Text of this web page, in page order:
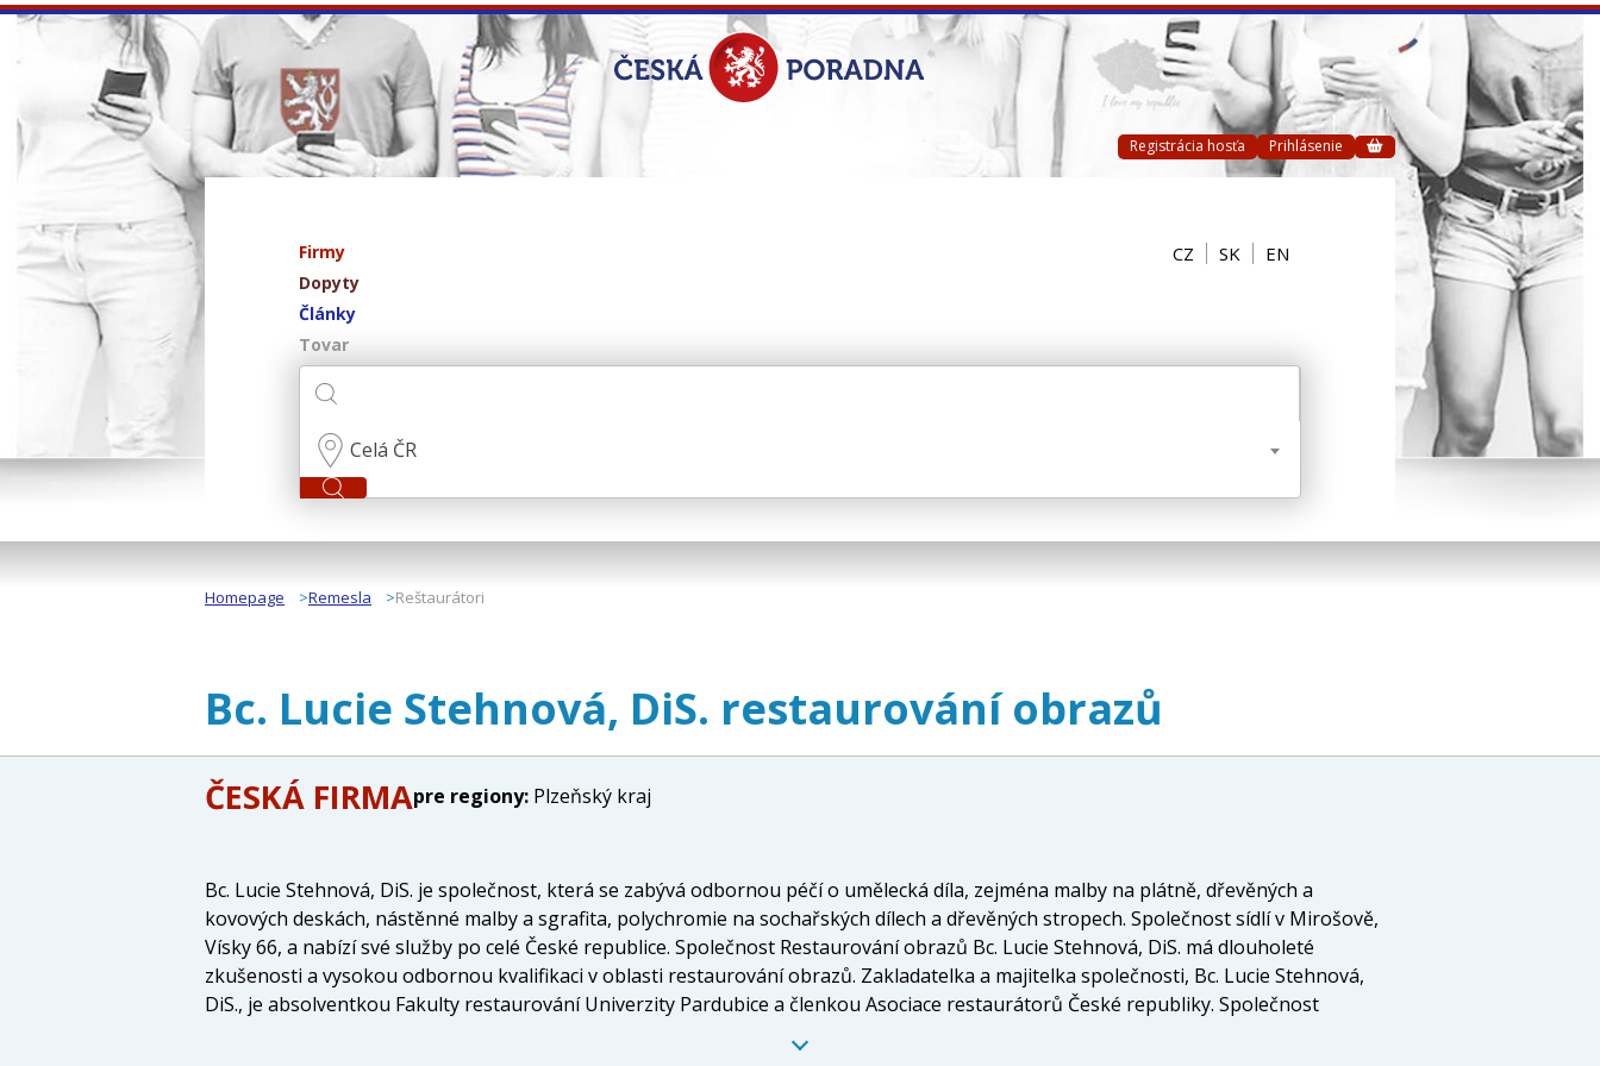
Registrácia hosťa Prihlásenie
Firmy
Dopyty
Články
Tovar
CZ SK EN
Celá ČR
Homepage Remesla Reštaurátori
Bc. Lucie Stehnová, DiS. restaurování obrazů
ČESKÁ FIRMApre regiony: Plzeňský kraj
Bc. Lucie Stehnová, DiS. je společnost, která se zabývá odbornou péčí o umělecká díla, zejména malby na plátně, dřevěných a
kovových deskách, nástěnné malby a sgrafita, polychromie na sochařských dílech a dřevěných stropech. Společnost sídlí v Mirošově,
Vísky 66, a nabízí své služby po celé České republice. Společnost Restaurování obrazů Bc. Lucie Stehnová, DiS. má dlouholeté
zkušenosti a vysokou odbornou kvalifikaci v oblasti restaurování obrazů. Zakladatelka a majitelka společnosti, Bc. Lucie Stehnová,
DiS., je absolventkou Fakulty restaurování Univerzity Pardubice a členkou Asociace restaurátorů České republiky. Společnost